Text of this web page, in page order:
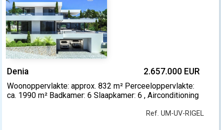
Denia 2.657.000 EUR
Woonoppervlakte: approx. 832 m² Perceeloppervlakte:
ca. 1990 m² Badkamer: 6 Slaapkamer: 6 , Airconditioning
Ref. UM-UV-RIGEL